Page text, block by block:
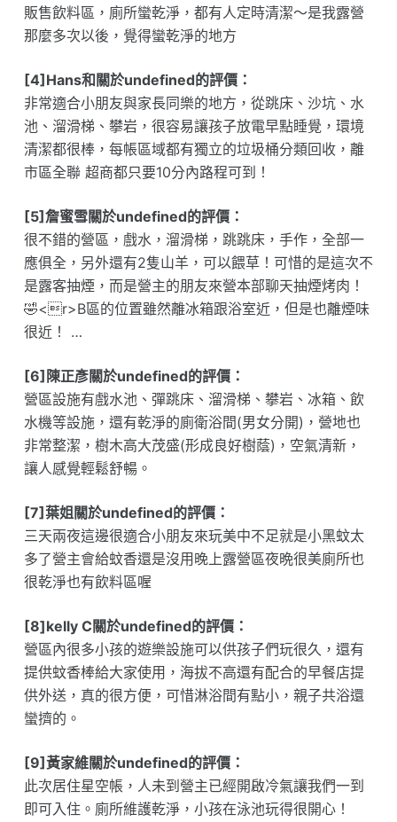
販售飲料區，廁所蠻乾淨，都有人定時清潔～是我露營
那麼多次以後，覺得蠻乾淨的地方
[4]Hans和關於undefined的評價：
非常適合小朋友與家長同樂的地方，從跳床、沙坑、水
池、溜滑梯、攀岩，很容易讓孩子放電早點睡覺，環境
清潔都很棒，每帳區域都有獨立的垃圾桶分類回收，離
市區全聯 超商都只要10分內路程可到！
[5]詹蜜雪關於undefined的評價：
很不錯的營區，戲水，溜滑梯，跳跳床，手作，全部一
應俱全，另外還有2隻山羊，可以餵草！可惜的是這次不
是露客抽煙，而是營主的朋友來營本部聊天抽煙烤肉！
🤣<r>B區的位置雖然離冰箱跟浴室近，但是也離煙味
很近！ …
[6]陳正彥關於undefined的評價：
營區設施有戲水池、彈跳床、溜滑梯、攀岩、冰箱、飲
水機等設施，還有乾淨的廁衛浴間(男女分開)，營地也
非常整潔，樹木高大茂盛(形成良好樹蔭)，空氣清新，
讓人感覺輕鬆舒暢。
[7]葉姐關於undefined的評價：
三天兩夜這邊很適合小朋友來玩美中不足就是小黑蚊太
多了營主會給蚊香還是沒用晚上露營區夜晩很美廁所也
很乾淨也有飲料區喔
[8]kelly C關於undefined的評價：
營區內很多小孩的遊樂設施可以供孩子們玩很久，還有
提供蚊香棒給大家使用，海拔不高還有配合的早餐店提
供外送，真的很方便，可惜淋浴間有點小，親子共浴還
蠻擠的。
[9]黃家維關於undefined的評價：
此次居住星空帳，人未到營主已經開啟冷氣讓我們一到
即可入住。廁所維護乾淨，小孩在泳池玩得很開心！